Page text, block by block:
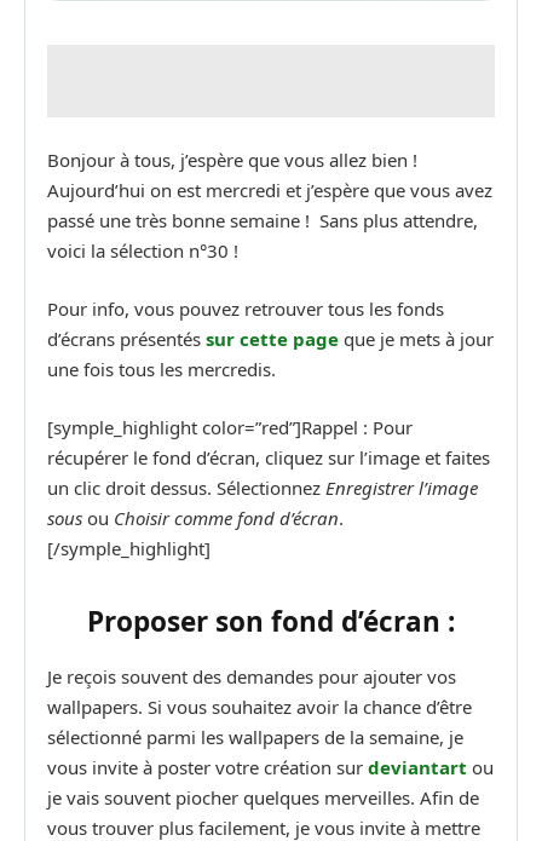
Bonjour à tous, j’espère que vous allez bien !
Aujourd’hui on est mercredi et j’espère que vous avez
passé une très bonne semaine ! Sans plus attendre,
voici la sélection n°30 !
Pour info, vous pouvez retrouver tous les fonds
d’écrans présentés sur cette page que je mets à jour
une fois tous les mercredis.
[symple_highlight color=”red”]Rappel : Pour
récupérer le fond d’écran, cliquez sur l’image et faites
un clic droit dessus. Sélectionnez Enregistrer l’image
sous ou Choisir comme fond d’écran.
[/symple_highlight]
Proposer son fond d’écran :
Je reçois souvent des demandes pour ajouter vos
wallpapers. Si vous souhaitez avoir la chance d’être
sélectionné parmi les wallpapers de la semaine, je
vous invite à poster votre création sur deviantart ou
je vais souvent piocher quelques merveilles. Afin de
vous trouver plus facilement, je vous invite à mettre